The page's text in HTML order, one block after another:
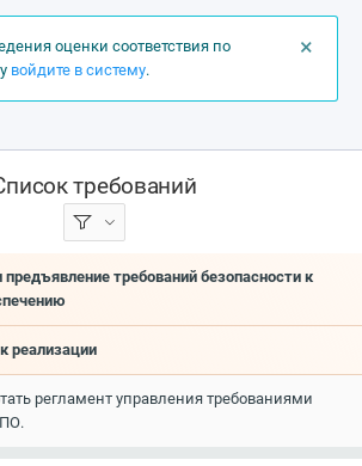
×
оценки соответствия по
войдите в систему.
требований
требований безопасности к
реализации
регламент управления требованиями